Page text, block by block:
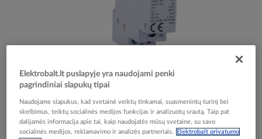
Skip
the
beginning
the
Reali prekė gali skirtis nuo pavaizduotos nuotraukoje
Relė instaliacinė 2P 20A 1no+1nc 1 modulio
Ex9CH20 11 230V 50/60Hz - NOARK
Elektrobalt.lt puslapyje yra naudojami penki
pagrindiniai slapukų tipai
Naudojame slapukus, kad svetainė veiktų tinkamai, suasmenintų turinį bei
skelbimus, teiktų socialinės medijos funkcijas ir analizuotų srautą. Taip pat
dalijamės informacija apie tai, kaip naudojatės mūsų svetaine, su savo
socialinės medijos, reklamavimo ir analizės partneriais.
Elektrobalt privatumo